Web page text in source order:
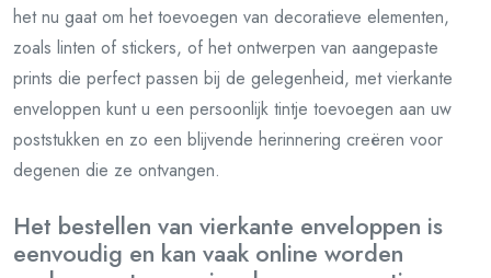
het nu gaat om het toevoegen van decoratieve elementen,
zoals linten of stickers, of het ontwerpen van aangepaste
prints die perfect passen bij de gelegenheid, met vierkante
enveloppen kunt u een persoonlijk tintje toevoegen aan uw
poststukken en zo een blijvende herinnering creëren voor
degenen die ze ontvangen.
Het bestellen van vierkante enveloppen is
eenvoudig en kan vaak online worden